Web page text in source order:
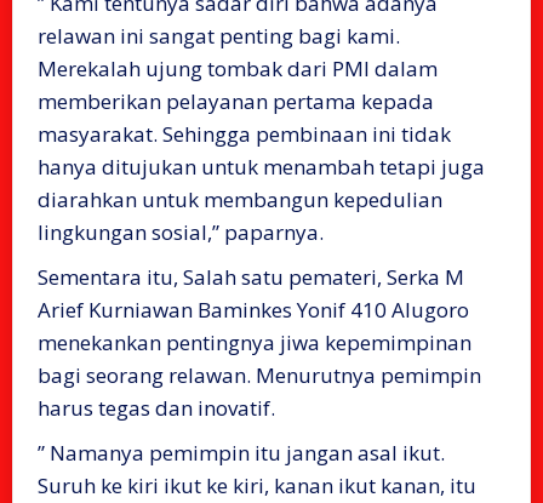
relawan ini sangat penting bagi kami.
Merekalah ujung tombak dari PMI dalam
memberikan pelayanan pertama kepada
masyarakat. Sehingga pembinaan ini tidak
hanya ditujukan untuk menambah tetapi juga
diarahkan untuk membangun kepedulian
lingkungan sosial,” paparnya.
Sementara itu, Salah satu pemateri, Serka M
Arief Kurniawan Baminkes Yonif 410 Alugoro
menekankan pentingnya jiwa kepemimpinan
bagi seorang relawan. Menurutnya pemimpin
harus tegas dan inovatif.
” Namanya pemimpin itu jangan asal ikut.
Suruh ke kiri ikut ke kiri, kanan ikut kanan, itu